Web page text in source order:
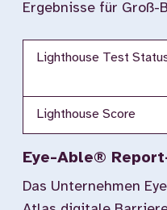
Ergebnisse für Groß-
Lighthouse Test
Lighthouse Score
Eye-Able®
Das Unternehmen